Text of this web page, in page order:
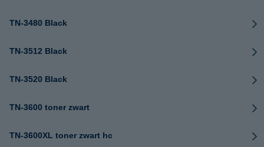
TN-3480 Black
TN-3512 Black
TN-3520 Black
TN-3600 toner zwart
TN-3600XL toner zwart hc